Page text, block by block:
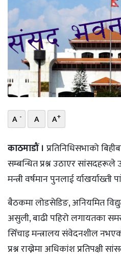
पर्यटन
भिडियो
छापा
खोज
ऊर्जा
विशेष
A - A A+
काठमाडौं । प्रतिनिधिसभाको
सम्बन्धित प्रश्न उठाएर सांसदहरूले
मन्त्री वर्षमान पुनलाई र्याखर्याख्ती
बैठकमा लोडसेडिङ, अनियमित
असुली, बाढी पहिरो लगायतका
सिँचाइ मन्त्रालय संवेदनशील
प्रश्न राख्नेमा अधिकांश प्रतिपक्षी